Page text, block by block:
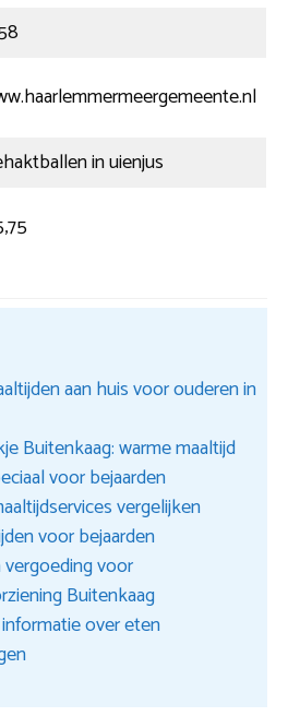
in uienjus
aan huis voor ouderen in
Buitenkaag: warme maaltijd
voor bejaarden
vergelijken
voor bejaarden
voor
Buitenkaag
over eten